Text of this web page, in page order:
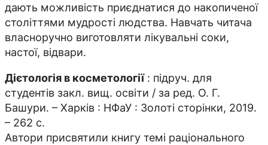
дають можливість приєднатися до накопиченої
століттями мудрості людства. Навчать читача
власноручно виготовляти лікувальні соки,
настої, відвари.
Дієтологія в косметології: підруч. для
студентів закл. вищ. освіти / за ред. О. Г.
Башури. – Харків : НФаУ : Золоті сторінки, 2019.
– 262 с.
Автори присвятили книгу темі раціонального